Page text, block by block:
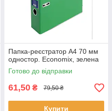
Папка-реєстратор А4 70 мм
одностор. Economix, зелена
Готово до відправки
61,50 ₴ 79,50 ₴
Купити